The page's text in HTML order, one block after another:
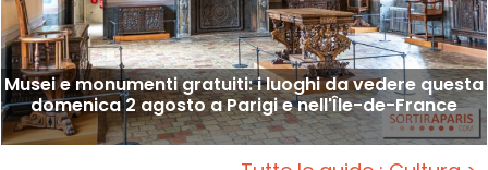
Musei e monumenti gratuiti: i luoghi da vedere questa
domenica 2 agosto a Parigi e nell'Île-de-France